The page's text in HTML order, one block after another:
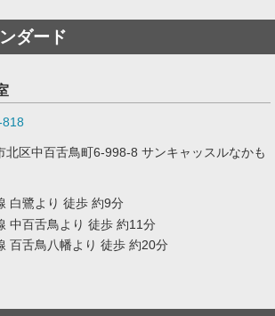
ダード
北区中百舌鳥町6-998-8 サンキャッスルなかも
白鷺より 徒歩 約9分
中百舌鳥より 徒歩 約11分
百舌鳥八幡より 徒歩 約20分